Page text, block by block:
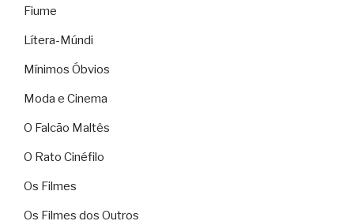
Fiume
Lítera-Múndi
Mínimos Óbvios
Moda e Cinema
O Falcão Maltês
O Rato Cinéfilo
Os Filmes
Os Filmes dos Outros